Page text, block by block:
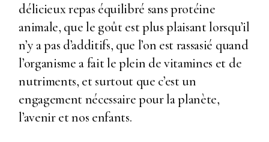
délicieux repas équilibré sans protéine
animale, que le goût est plus plaisant lorsqu’il
n’y a pas d’additifs, que l’on est rassasié quand
l’organisme a fait le plein de vitamines et de
nutriments, et surtout que c’est un
engagement nécessaire pour la planète,
l’avenir et nos enfants.